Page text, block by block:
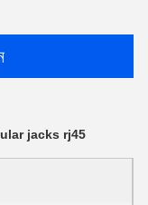
jacks rj45